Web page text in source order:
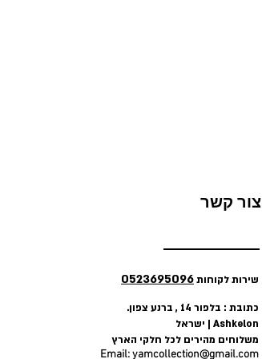
צור קשר
.
כתובת : בלפור 14 , ברנע צפון
ישראל | Ashkelon
משלוחים מהירים לכל חלקי הארץ
Email:yamcollection@gmail.com
שירות לקוחות0523695096